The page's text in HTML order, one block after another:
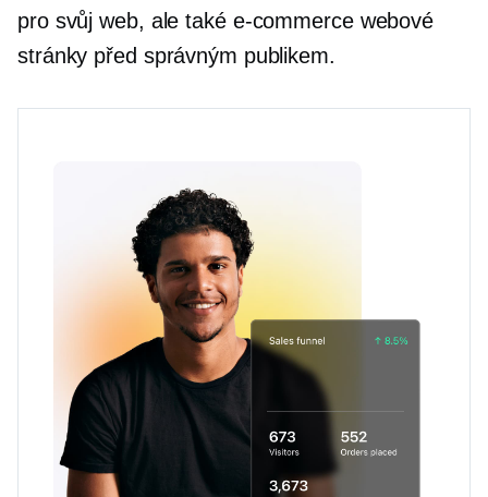
pro svůj web, ale také e-commercewebové
stránky před správným publikem.